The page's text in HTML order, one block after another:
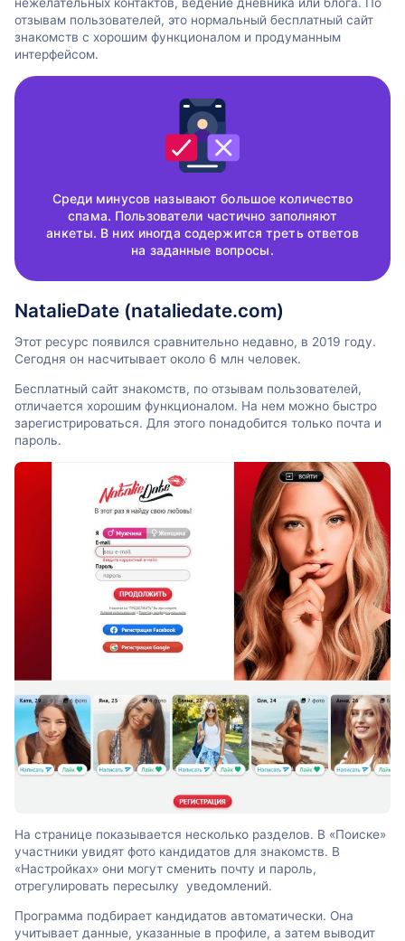
нежелательных контактов, ведение дневника или блога. По
отзывам пользователей, это нормальный бесплатный сайт
знакомств с хорошим функционалом и продуманным
интерфейсом.
Среди минусов называют большое количество
спама. Пользователи частично заполняют
анкеты. В них иногда содержится треть ответов
на заданные вопросы.
NatalieDate (nataliedate.com)
Этот ресурс появился сравнительно недавно, в 2019 году.
Сегодня он насчитывает около 6 млн человек.
Бесплатный сайт знакомств, по отзывам пользователей,
отличается хорошим функционалом. На нем можно быстро
зарегистрироваться. Для этого понадобится только почта и
пароль.
На странице показывается несколько разделов. В «Поиске»
участники увидят фото кандидатов для знакомств. В
«Настройках» они могут сменить почту и пароль,
отрегулировать пересылку уведомлений.
Программа подбирает кандидатов автоматически. Она
учитывает данные, указанные в профиле, а затем выводит